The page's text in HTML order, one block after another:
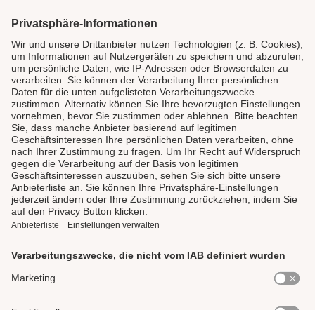
SICHER BEZAHLEN
LAUX DELI
SERVICE
GENIESSEN
UNSERE LIEBLINGE